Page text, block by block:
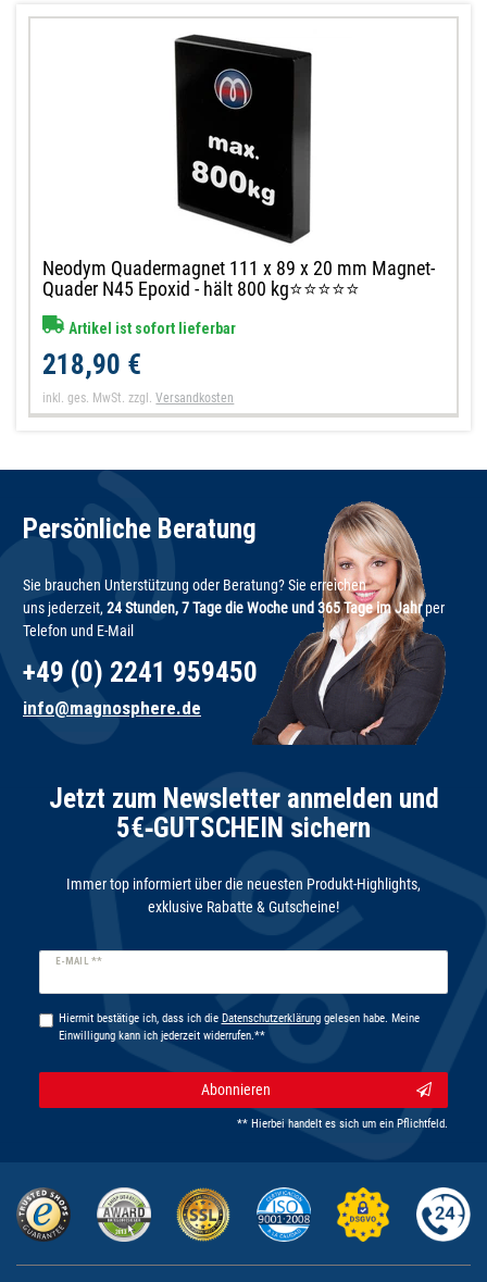
Neodym Quadermagnet 111 x 89 x 20 mm Magnet-
Quader N45 Epoxid - hält 800 kg⭐⭐⭐⭐⭐
Artikel ist sofort lieferbar
218,90 €
inkl. ges. MwSt. zzgl.Versandkosten
Persönliche Beratung
Sie brauchen Unterstützung oder Beratung? Sie erreichen
uns jederzeit, 24 Stunden, 7 Tage die Woche und 365 Tage im Jahrper
Telefon und E-Mail
+49 (0) 2241 959450
info@magnosphere.de
Jetzt zum Newsletter anmelden und
5€‑GUTSCHEIN sichern
Immer top informiert über die neuesten Produkt-Highlights,
exklusive Rabatte & Gutscheine!
E-MAIL **
Newsletter
Hiermit bestätige ich, dass ich die Daten­schutz­erklärunggelesen habe. Meine
Einwilligung kann ich jederzeit widerrufen.**
Abonnieren
** Hierbei handelt es sich um ein Pflichtfeld.